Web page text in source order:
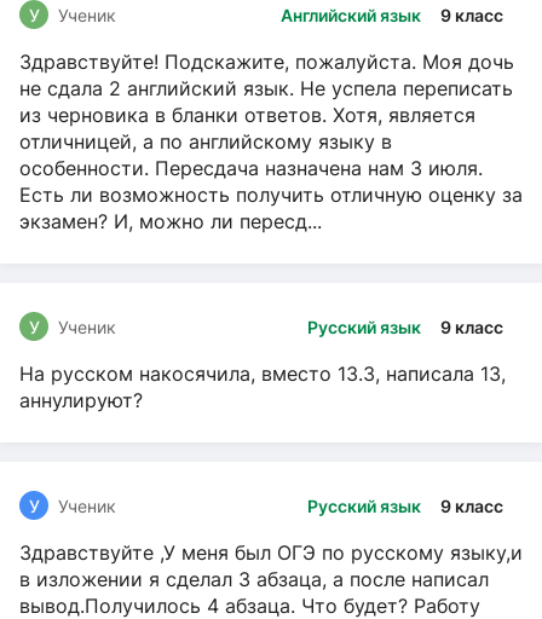
Английский язык 9 класс
У Ученик
Здравствуйте! Подскажите, пожалуйста. Моя дочь
не сдала 2 английский язык. Не успела переписать
из черновика в бланки ответов. Хотя, является
отличницей, а по английскому языку в
особенности. Пересдача назначена нам 3 июля.
Есть ли возможность получить отличную оценку за
экзамен? И, можно ли пересд...
Русский язык 9 класс
У Ученик
На русском накосячила, вместо 13.3, написала 13,
аннулируют?
Русский язык 9 класс
У Ученик
Здравствуйте ,У меня был ОГЭ по русскому языку,и
в изложении я сделал 3 абзаца, а после написал
вывод.Получилось 4 абзаца. Что будет? Работу